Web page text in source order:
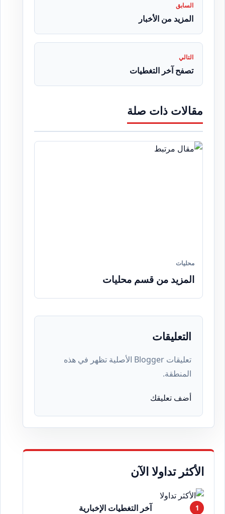
السابق
المزيد من الأخبار
التالي
تصفح آخر التغطيات
مقالات ذات صلة
محليات
المزيد من قسم محليات
التعليقات
تعليقات Blogger الأصلية تظهر في هذه
المنطقة.
أضف تعليقك
الأكثر تداولا الآن
آخر التغطيات الإخبارية